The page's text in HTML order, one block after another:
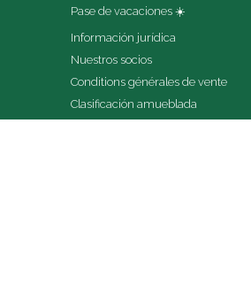
Pase de vacaciones ☀️
Información jurídica
Nuestros socios
Conditions générales de vente
Clasificación amueblada